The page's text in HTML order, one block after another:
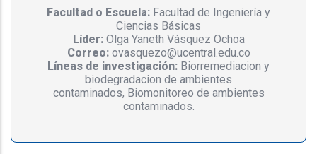
Facultad o Escuela: Facultad de Ingeniería y
Ciencias Básicas
Líder:Olga Yaneth Vásquez Ochoa
Correo:ovasquezo@ucentral.edu.co
Líneas de investigación: Biorremediacion y
biodegradacion de ambientes
contaminados, Biomonitoreo de ambientes
contaminados.